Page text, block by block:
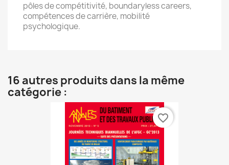
pôles de compétitivité, boundaryless careers,
compétences de carrière, mobilité
psychologique.
16 autres produits dans la même
catégorie :
favorite_border